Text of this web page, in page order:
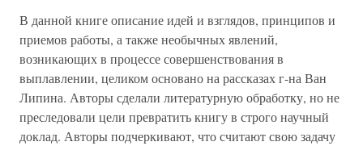
В данной книге описание идей и взглядов, принципов и
приемов работы, а также необычных явлений,
возникающих в процессе совершенствования в
выплавлении, целиком основано на рассказах г-на Ван
Липина. Авторы сделали литературную обработку, но не
преследовали цели превратить книгу в строго научный
доклад. Авторы подчеркивают, что считают свою задачу